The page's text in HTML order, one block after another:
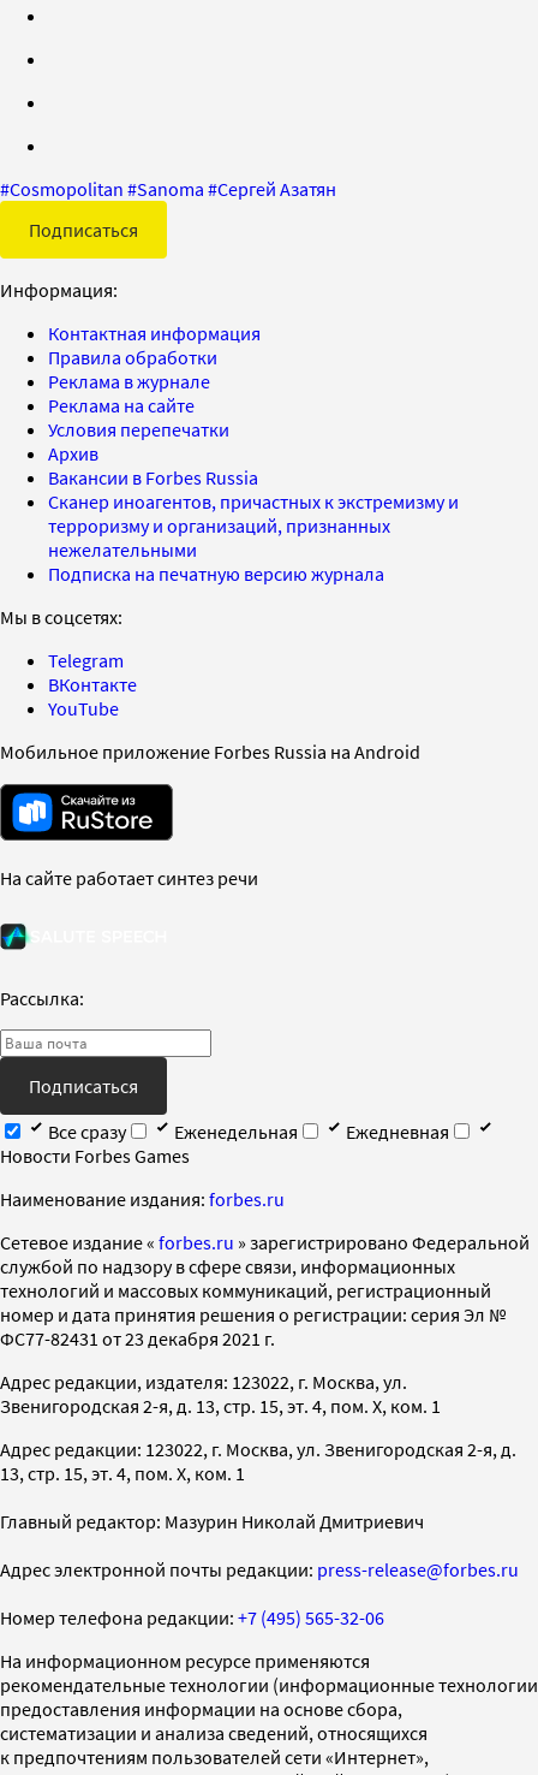
#Cosmopolitan #Sanoma #Сергей Азатян
Подписаться
Информация:
Контактная информация
Правила обработки
Реклама в журнале
Реклама на сайте
Условия перепечатки
Архив
Вакансии в Forbes Russia
Сканер иноагентов, причастных к экстремизму и
терроризму и организаций, признанных
нежелательными
Подписка на печатную версию журнала
Мы в соцсетях:
Telegram
ВКонтакте
YouTube
Мобильное приложение Forbes Russia на Android
На сайте работает синтез речи
Рассылка:
Подписаться
Все сразу
Еженедельная
Ежедневная
Новости Forbes Games
Наименование издания: forbes.ru
Cетевое издание « forbes.ru » зарегистрировано Федеральной
службой по надзору в сфере связи, информационных
технологий и массовых коммуникаций, регистрационный
номер и дата принятия решения о регистрации: серия Эл №
ФС77-82431 от 23 декабря 2021 г.
Адрес редакции, издателя: 123022, г. Москва, ул.
Звенигородская 2-я, д. 13, стр. 15, эт. 4, пом. X, ком. 1
Адрес редакции: 123022, г. Москва, ул. Звенигородская 2-я, д.
13, стр. 15, эт. 4, пом. X, ком. 1
Главный редактор: Мазурин Николай Дмитриевич
Адрес электронной почты редакции: press-release@forbes.ru
Номер телефона редакции: +7 (495) 565-32-06
На информационном ресурсе применяются
рекомендательные технологии (информационные технологии
предоставления информации на основе сбора,
систематизации и анализа сведений, относящихся
к предпочтениям пользователей сети «Интернет»,